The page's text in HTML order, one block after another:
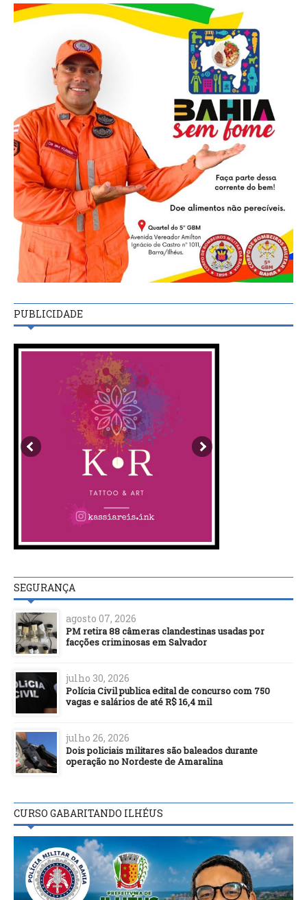
PUBLICIDADE
SEGURANÇA
agosto 07, 2026
PM retira 88 câmeras clandestinas usadas por
facções criminosas em Salvador
julho 30, 2026
Polícia Civil publica edital de concurso com 750
vagas e salários de até R$ 16,4 mil
julho 26, 2026
Dois policiais militares são baleados durante
operação no Nordeste de Amaralina
CURSO GABARITANDO ILHÉUS